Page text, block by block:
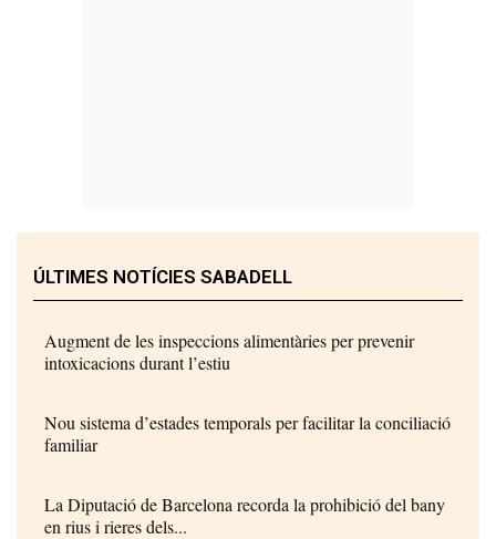
ÚLTIMES NOTÍCIES SABADELL
Augment de les inspeccions alimentàries per prevenir
intoxicacions durant l’estiu
Nou sistema d’estades temporals per facilitar la conciliació
familiar
La Diputació de Barcelona recorda la prohibició del bany
en rius i rieres dels...